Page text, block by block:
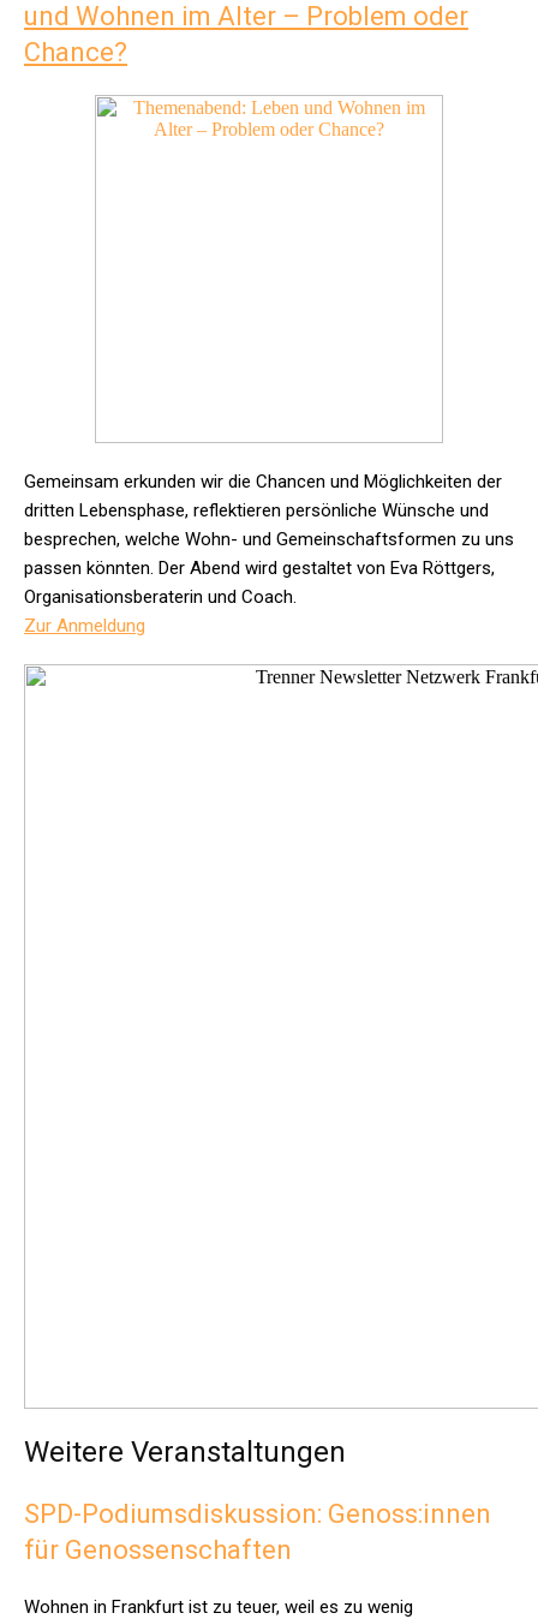
und Wohnen im Alter – Problem oder
Chance?
Gemeinsam erkunden wir die Chancen und Möglichkeiten der
dritten Lebensphase, reflektieren persönliche Wünsche und
besprechen, welche Wohn- und Gemeinschaftsformen zu uns
passen könnten. Der Abend wird gestaltet von Eva Röttgers,
Organisationsberaterin und Coach.
Zur Anmeldung
Weitere Veranstaltungen
SPD-Podiumsdiskussion: Genoss:innen
für Genossenschaften
Wohnen in Frankfurt ist zu teuer, weil es zu wenig